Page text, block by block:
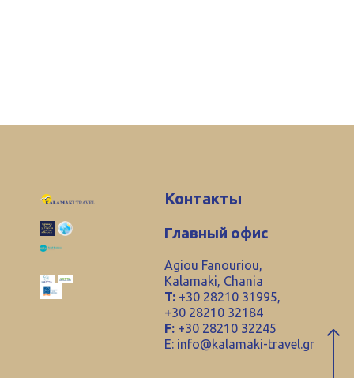
Контакты
Главный офис
Agiou Fanouriou,
Kalamaki, Chania
T: +30 28210 31995,
+30 28210 32184
F: +30 28210 32245
E: info@kalamaki-travel.gr